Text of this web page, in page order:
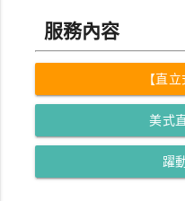
服務內容
【直
美式
躍